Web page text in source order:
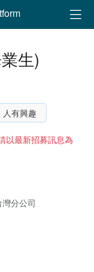
生)
人有興趣
以最新招募訊息為
分公司